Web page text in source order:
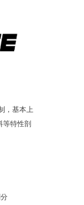
，基本上
等特性剖